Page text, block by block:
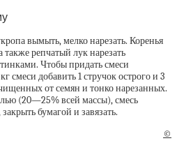
вымыть, мелко нарезать. Коренья
также репчатый лук нарезать
Чтобы придать смеси
смеси добавить 1 стручок острого и 3
от семян и тонко нарезанных.
(20—25% всей массы), смесь
бумагой и завязать.
©